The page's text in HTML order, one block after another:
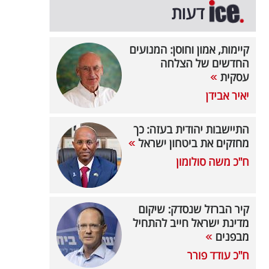
דעות
קיימות, אמון וחוסן: המנועים
החדשים של הצלחה
עסקית
יאיר אבידן
התיישבות יהודית בעזה: כך
מחזקים את ביטחון ישראל
ח"כ משה סולומון
קיר הברזל שנסדק: שיקום
מדינת ישראל חייב להתחיל
מבפנים
ח"כ עודד פורר